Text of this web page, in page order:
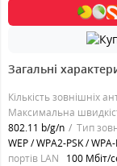
Загальні
Кількість зовнішніх
Максимальна
802.11 b/g/n
Тип
WEP / WPA2-PSK / WPA-
портів LAN
100 Мбіт/